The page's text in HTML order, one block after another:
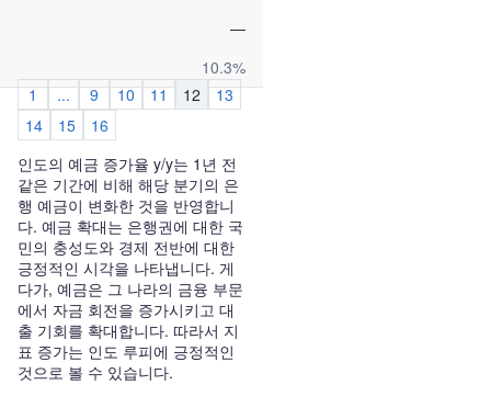
—
10.3%
1
... 9 10 11 12
13
14
15
16
인도의 예금 증가율 y/y는 1년 전
같은 기간에 비해 해당 분기의 은
행 예금이 변화한 것을 반영합니
다. 예금 확대는 은행권에 대한 국
민의 충성도와 경제 전반에 대한
긍정적인 시각을 나타냅니다. 게
다가, 예금은 그 나라의 금융 부문
에서 자금 회전을 증가시키고 대
출 기회를 확대합니다. 따라서 지
표 증가는 인도 루피에 긍정적인
것으로 볼 수 있습니다.